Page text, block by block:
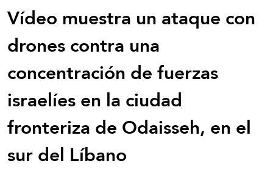
Vídeo muestra un ataque con
drones contra una
concentración de fuerzas
israelíes en la ciudad
fronteriza de Odaisseh, en el
sur del Líbano